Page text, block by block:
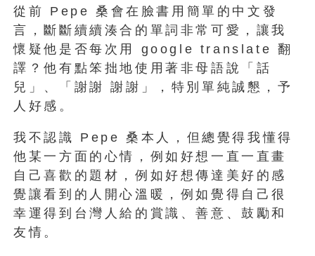
從前 Pepe 桑會在臉書用簡單的中文發
言，斷斷續續湊合的單詞非常可愛，讓我
懷疑他是否每次用 google translate 翻
譯？他有點笨拙地使用著非母語說「話
兒」、「謝謝 謝謝」，特別單純誠懇，予
人好感。
我不認識 Pepe 桑本人，但總覺得我懂得
他某一方面的心情，例如好想一直一直畫
自己喜歡的題材，例如好想傳達美好的感
覺讓看到的人開心溫暖，例如覺得自己很
幸運得到台灣人給的賞識、善意、鼓勵和
友情。